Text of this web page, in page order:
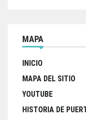
MAPA
INICIO
MAPA DEL SITIO
YOUTUBE
HISTORIA DE